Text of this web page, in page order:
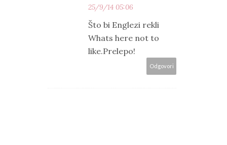
25/9/14 05:06
Što bi Englezi rekli
Whats here not to
like.Prelepo!
Odgovori